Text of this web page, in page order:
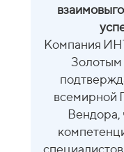
Компания
Золотым
всемирной
Вендора,